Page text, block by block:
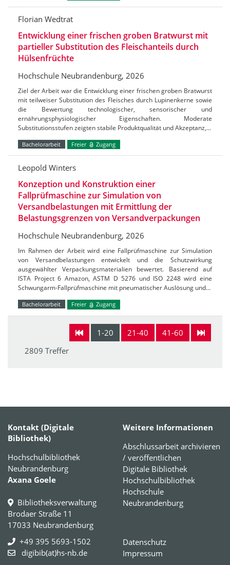
Florian Wedtrat
Entwicklung einer frischen groben Bratwurst mit
partieller Substitution des Fleischanteils durch
Hülsenfrüchte
Hochschule Neubrandenburg, 2026
Ziel der Arbeit war die Entwicklung einer frischen groben Bratwurst
mit teilweiser Substitution des Fleisches durch Lupinenkerne sowie
die Bewertung technologischer, sensorischer und
ernährungsphysiologischer Eigenschaften. Moderate
Substitutionsstufen zeigten stabile Produktqualität und Akzeptanz,…
Bachelorarbeit Freier Zugang
Leopold Winters
Konzeption und Konstruktion einer
Fallprüfmaschine zur Simulation von
Versandbelastungen mit Ermittlung der
Belastungsgrenzen von Versandverpackungen
Hochschule Neubrandenburg, 2026
Im Rahmen der Arbeit wird eine Fallprüfmaschine zur Simulation
von Versandbelastungen entwickelt und die Schutzwirkung
ausgewählter Verpackungsmaterialien bewertet. Basierend auf
ISTA Project 6 Amazon, ASTM D 5276 und ISO 2248 wird eine
Schwungarm-Fallprüfmaschine mit pneumatischer Auslösung und…
Bachelorarbeit Freier Zugang
1-20 21-40
41-60
2809 Treffer
Kontakt (Digitale
Bibliothek)
Hochschulbibliothek
Neubrandenburg
Axana Goele
Bibliotheksverwaltung
Brodaer Straße 11
17033 Neubrandenburg
+49 395 5693-1502
digibib(at)hs-nb.de
Weitere Informationen
Abschlussarbeit archivieren
/ veröffentlichen
Digitale Bibliothek
Hochschulbibliothek
Hochschule
Neubrandenburg
Datenschutz
Impressum